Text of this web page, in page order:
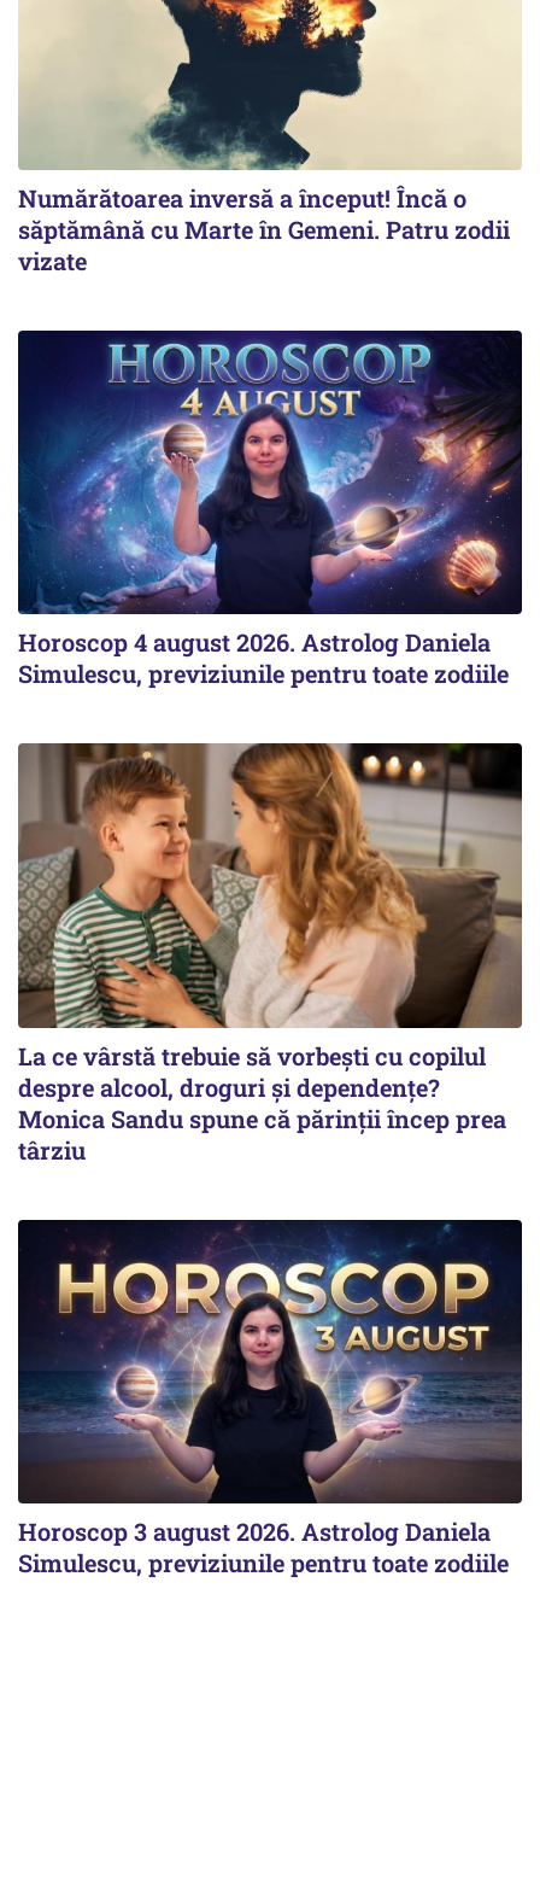
Numărătoarea inversă a început! Încă o
săptămână cu Marte în Gemeni. Patru zodii
vizate
Horoscop 4 august 2026. Astrolog Daniela
Simulescu, previziunile pentru toate zodiile
La ce vârstă trebuie să vorbești cu copilul
despre alcool, droguri și dependențe?
Monica Sandu spune că părinții încep prea
târziu
Horoscop 3 august 2026. Astrolog Daniela
Simulescu, previziunile pentru toate zodiile